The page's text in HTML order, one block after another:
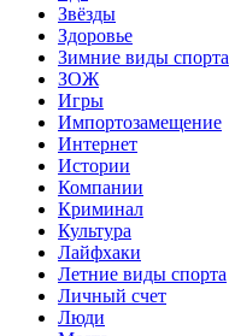
Звёзды
Здоровье
Зимние виды спорта
ЗОЖ
Игры
Импортозамещение
Интернет
Истории
Компании
Криминал
Культура
Лайфхаки
Летние виды спорта
Личный счет
Люди